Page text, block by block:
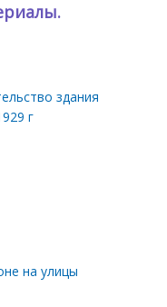
здания
г
на улицы